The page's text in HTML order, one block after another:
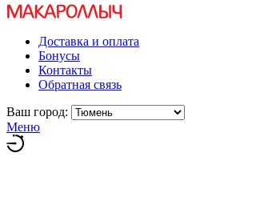
Доставка и оплата
Бонусы
Контакты
Обратная связь
Ваш город:
Меню